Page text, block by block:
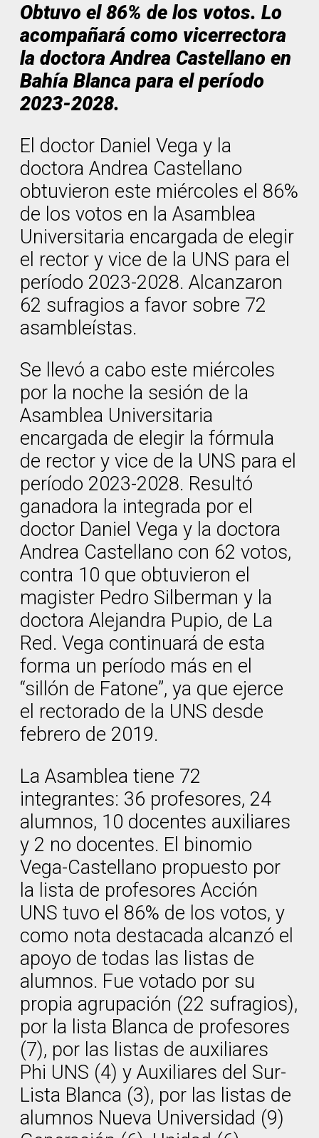
Obtuvo el 86% de los votos. Lo
acompañará como vicerrectora
la doctora Andrea Castellano en
Bahía Blanca para el período
2023-2028.
El doctor Daniel Vega y la
doctora Andrea Castellano
obtuvieron este miércoles el 86%
de los votos en la Asamblea
Universitaria encargada de elegir
el rector y vice de la UNS para el
período 2023-2028. Alcanzaron
62 sufragios a favor sobre 72
asambleístas.
Se llevó a cabo este miércoles
por la noche la sesión de la
Asamblea Universitaria
encargada de elegir la fórmula
de rector y vice de la UNS para el
período 2023-2028. Resultó
ganadora la integrada por el
doctor Daniel Vega y la doctora
Andrea Castellano con 62 votos,
contra 10 que obtuvieron el
magister Pedro Silberman y la
doctora Alejandra Pupio, de La
Red. Vega continuará de esta
forma un período más en el
“sillón de Fatone”, ya que ejerce
el rectorado de la UNS desde
febrero de 2019.
La Asamblea tiene 72
integrantes: 36 profesores, 24
alumnos, 10 docentes auxiliares
y 2 no docentes. El binomio
Vega-Castellano propuesto por
la lista de profesores Acción
UNS tuvo el 86% de los votos, y
como nota destacada alcanzó el
apoyo de todas las listas de
alumnos. Fue votado por su
propia agrupación (22 sufragios),
por la lista Blanca de profesores
(7), por las listas de auxiliares
Phi UNS (4) y Auxiliares del Sur-
Lista Blanca (3), por las listas de
alumnos Nueva Universidad (9)